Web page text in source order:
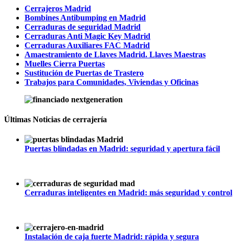
Cerrajeros Madrid
Bombines Antibumping en Madrid
Cerraduras de seguridad Madrid
Cerraduras Anti Magic Key Madrid
Cerraduras Auxiliares FAC Madrid
Amaestramiento de Llaves Madrid. Llaves Maestras
Muelles Cierra Puertas
Sustitución de Puertas de Trastero
Trabajos para Comunidades, Viviendas y Oficinas
Últimas Noticias de cerrajería
Puertas blindadas en Madrid: seguridad y apertura fácil
Cerraduras inteligentes en Madrid: más seguridad y control
Instalación de caja fuerte Madrid: rápida y segura